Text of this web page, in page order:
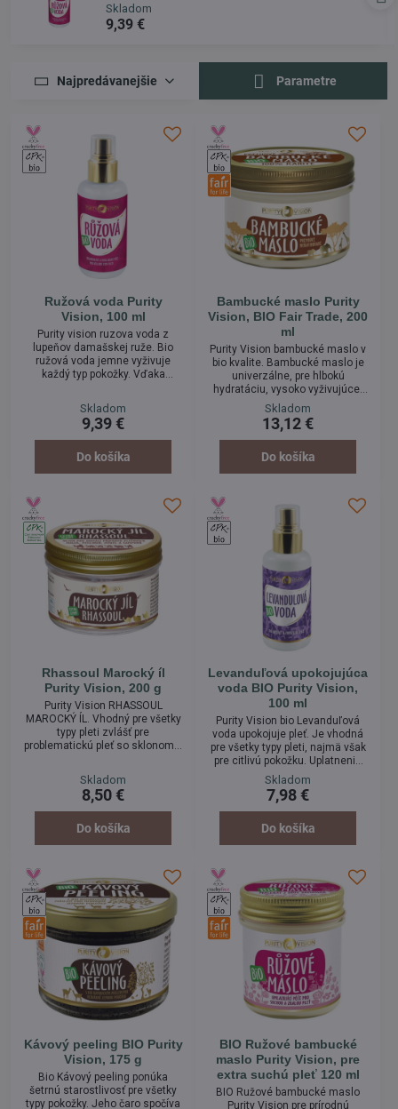
Skladom
9,39 €
Najpredávanejšie Parametre
Ružová voda Purity
Vision, 100 ml
Purity vision ruzova voda z
lupeňov damašskej ruže. Bio
ružová voda jemne vyživuje
každý typ pokožky. Vďaka
omladzujúci efekt, čo ocení
zrelá a namáhaná pokožka.
Osviežte sa povznášajúcou
vôňou kráľovnej kvetov!
Skladom
9,39 €
Do košíka
Bambucké maslo Purity
Vision, BIO Fair Trade, 200
ml
Purity Vision bambucké maslo v
bio kvalite. Bambucké maslo je
univerzálne, pre hlbokú
hydratáciu, vysoko vyživujúce,
ošetrujúce , plné vitamínov a
minerálov. Je 100 % bio,
nerafinované. Má úžasnú
krémovú konzistenciu, ktorá sa
ľahko nanáša a príjemnú
Skladom
13,12 €
Do košíka
Rhassoul Marocký íl
Purity Vision, 200 g
Purity Vision RHASSOUL
MAROCKÝ ÍL. Vhodný pre všetky
typy pleti zvlášť pre
problematickú pleť so sklonom k
minerály, ako je fosfor, vápnik,
sodík a mangán železitý. Vďaka
tomu vyniká v schopnosti
absorbovať toxíny a nečistoty. Dá
uvoľňuje upchaté póry.
Skladom
8,50 €
Do košíka
Levanduľová upokojujúca
voda BIO Purity Vision,
100 ml
Purity Vision bio Levanduľová
voda upokojuje pleť. Je vhodná
pre všetky typy pleti, najmä však
pre citlivú pokožku. Uplatnenie
nájde aj v starostlivosti o zrelú
pleť. Je zároveň tak jemná a
hojivá, že sa hodí pre
problematickú pleť so sklonmi k
ekzémom a k akné. Vyskúšajte!
Skladom
7,98 €
Do košíka
Kávový peeling BIO Purity
Vision, 175 g
Bio Kávový peeling ponúka
šetrnú starostlivosť pre všetky
typy pokožky. Jeho čaro spočíva
BIO Ružové bambucké
maslo Purity Vision, pre
extra suchú pleť 120 ml
BIO Ružové bambucké maslo
Purity Vision pre prírodnú